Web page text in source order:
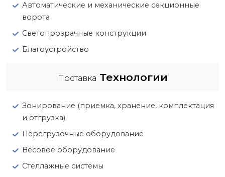
Автоматические и механические секционные
ворота
Светопрозрачные конструкции
Благоустройство
Поставка Технологии
Зонирование (приемка, хранение, комплектация
и отгрузка)
Перегрузочные оборудование
Весовое оборудование
Стеллажные системы